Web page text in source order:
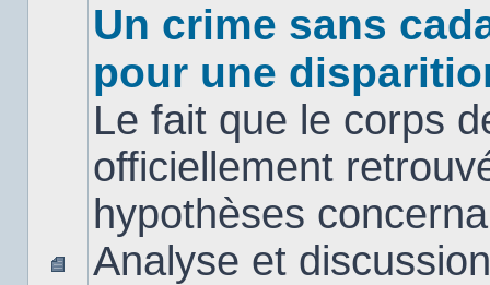
Un crime sans
pour une
Le fait que le corps
officiellement
hypothèses
Analyse et